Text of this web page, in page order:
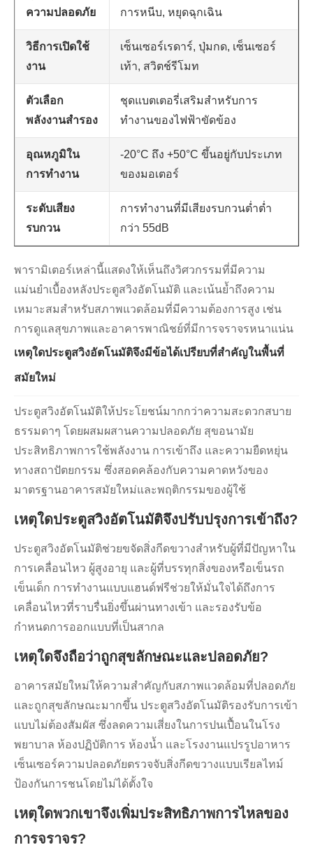
ความปลอดภัย
การหนีบ, หยุดฉุกเฉิน
วิธีการเปิดใช้
งาน
เซ็นเซอร์เรดาร์, ปุ่มกด, เซ็นเซอร์
เท้า, สวิตช์รีโมท
ตัวเลือก
พลังงานสำรอง
ชุดแบตเตอรี่เสริมสำหรับการ
ทำงานของไฟฟ้าขัดข้อง
อุณหภูมิใน
การทำงาน
-20°C ถึง +50°C ขึ้นอยู่กับประเภท
ของมอเตอร์
ระดับเสียง
รบกวน
การทำงานที่มีเสียงรบกวนต่ำต่ำ
กว่า 55dB
พารามิเตอร์เหล่านี้แสดงให้เห็นถึงวิศวกรรมที่มีความ
แม่นยำเบื้องหลังประตูสวิงอัตโนมัติ และเน้นย้ำถึงความ
เหมาะสมสำหรับสภาพแวดล้อมที่มีความต้องการสูง เช่น
การดูแลสุขภาพและอาคารพาณิชย์ที่มีการจราจรหนาแน่น
เหตุใดประตูสวิงอัตโนมัติจึงมีข้อได้เปรียบที่สำคัญในพื้นที่
สมัยใหม่
ประตูสวิงอัตโนมัติให้ประโยชน์มากกว่าความสะดวกสบาย
ธรรมดาๆ โดยผสมผสานความปลอดภัย สุขอนามัย
ประสิทธิภาพการใช้พลังงาน การเข้าถึง และความยืดหยุ่น
ทางสถาปัตยกรรม ซึ่งสอดคล้องกับความคาดหวังของ
มาตรฐานอาคารสมัยใหม่และพฤติกรรมของผู้ใช้
เหตุใดประตูสวิงอัตโนมัติจึงปรับปรุงการเข้าถึง?
ประตูสวิงอัตโนมัติช่วยขจัดสิ่งกีดขวางสำหรับผู้ที่มีปัญหาใน
การเคลื่อนไหว ผู้สูงอายุ และผู้ที่บรรทุกสิ่งของหรือเข็นรถ
เข็นเด็ก การทำงานแบบแฮนด์ฟรีช่วยให้มั่นใจได้ถึงการ
เคลื่อนไหวที่ราบรื่นยิ่งขึ้นผ่านทางเข้า และรองรับข้อ
กำหนดการออกแบบที่เป็นสากล
เหตุใดจึงถือว่าถูกสุขลักษณะและปลอดภัย?
อาคารสมัยใหม่ให้ความสำคัญกับสภาพแวดล้อมที่ปลอดภัย
และถูกสุขลักษณะมากขึ้น ประตูสวิงอัตโนมัติรองรับการเข้า
แบบไม่ต้องสัมผัส ซึ่งลดความเสี่ยงในการปนเปื้อนในโรง
พยาบาล ห้องปฏิบัติการ ห้องน้ำ และโรงงานแปรรูปอาหาร
เซ็นเซอร์ความปลอดภัยตรวจจับสิ่งกีดขวางแบบเรียลไทม์
ป้องกันการชนโดยไม่ได้ตั้งใจ
เหตุใดพวกเขาจึงเพิ่มประสิทธิภาพการไหลของ
การจราจร?